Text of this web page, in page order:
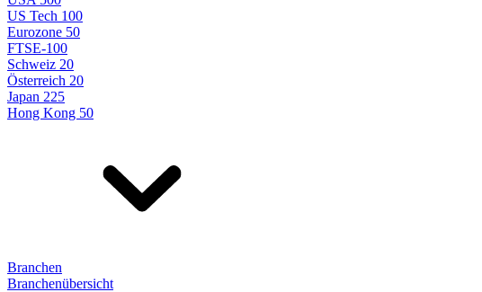
US Tech 100
Eurozone 50
FTSE-100
Schweiz 20
Österreich 20
Japan 225
Hong Kong 50
Branchen
Branchenübersicht